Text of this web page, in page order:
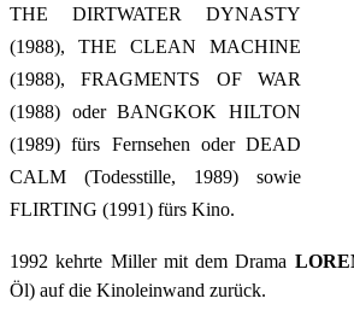
THE DIRTWATER DYNASTY
(1988), THE CLEAN MACHINE
(1988), FRAGMENTS OF WAR
(1988) oder BANGKOK HILTON
(1989) fürs Fernsehen oder DEAD
CALM (Todesstille, 1989) sowie
FLIRTING (1991) fürs Kino.
1992 kehrte Miller mit dem Drama
Öl) auf die Kinoleinwand zurück.